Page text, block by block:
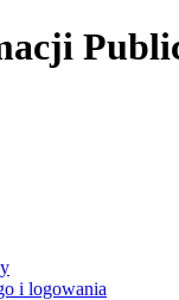
i logowania